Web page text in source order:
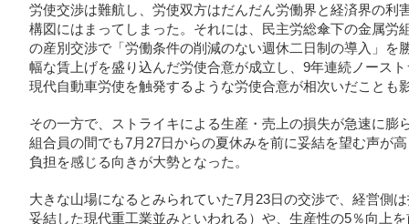
労使交渉は難航し、労使双方はだんだん労働界と経済界の利
構図にはまってしまった。それには、民主労総傘下の金属労
の産別交渉で「労働条件の削減のない週休二日制の導入」を
幅な賃上げを盛り込んだ労使合意が成立し、9年連続ノース
現代自動車労使を触発するような労使合意が相次いだことも
その一方で、ストライキによる生産・売上の損失が急速に膨
組合員の間でも7月27日からの夏休みを前に妥結を望む声が
負担を感じる向きが大勢となった。
大きな山場になるとみられていた7月23日の交渉で、経営側
妥結した現代重工業並みといわれる）や、生産性の5％向上